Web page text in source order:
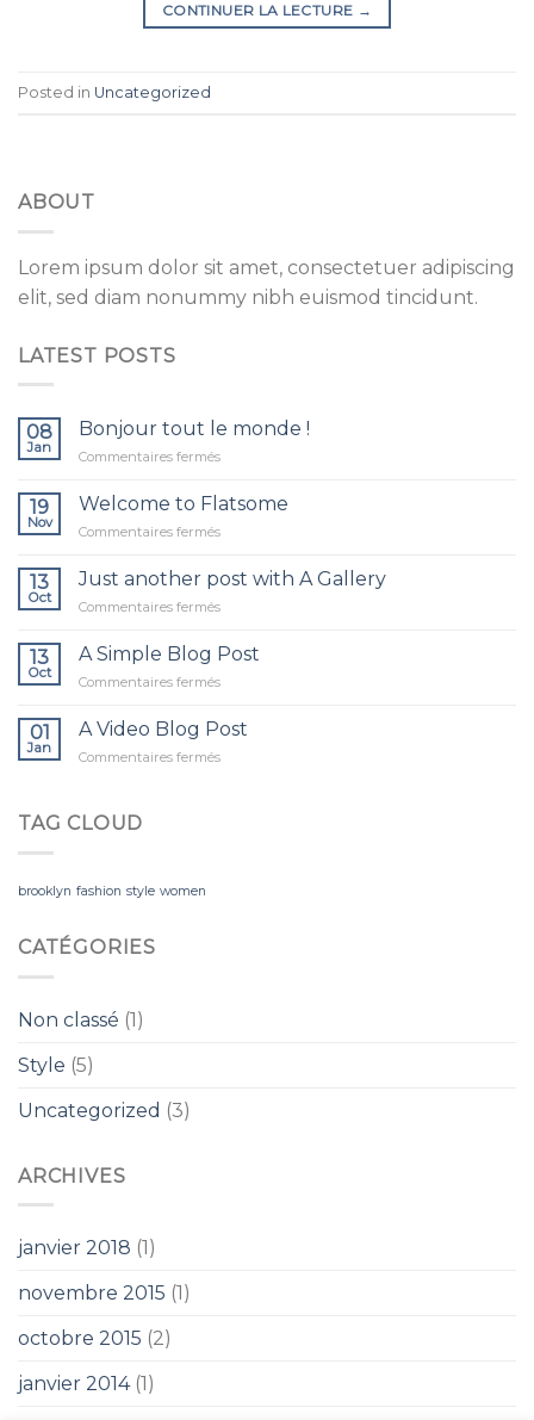
CONTINUER LA LECTURE →
Posted in Uncategorized
ABOUT
Lorem ipsum dolor sit amet, consectetuer adipiscing
elit, sed diam nonummy nibh euismod tincidunt.
LATEST POSTS
08
Jan
Bonjour tout le monde !
Commentaires ferméssur
tout
monde !
19
Nov
Welcome to Flatsome
Commentaires ferméssur
to
13
Oct
Just another post with A Gallery
Commentaires ferméssur
another
with
Gallery
13
Oct
A Simple Blog Post
Commentaires ferméssur
Simple
Post
01
Jan
A Video Blog Post
Commentaires ferméssur
TAG CLOUD
brooklyn fashion style women
CATÉGORIES
Non classé (1)
Style (5)
Uncategorized (3)
ARCHIVES
janvier 2018 (1)
novembre 2015 (1)
octobre 2015 (2)
janvier 2014(1)